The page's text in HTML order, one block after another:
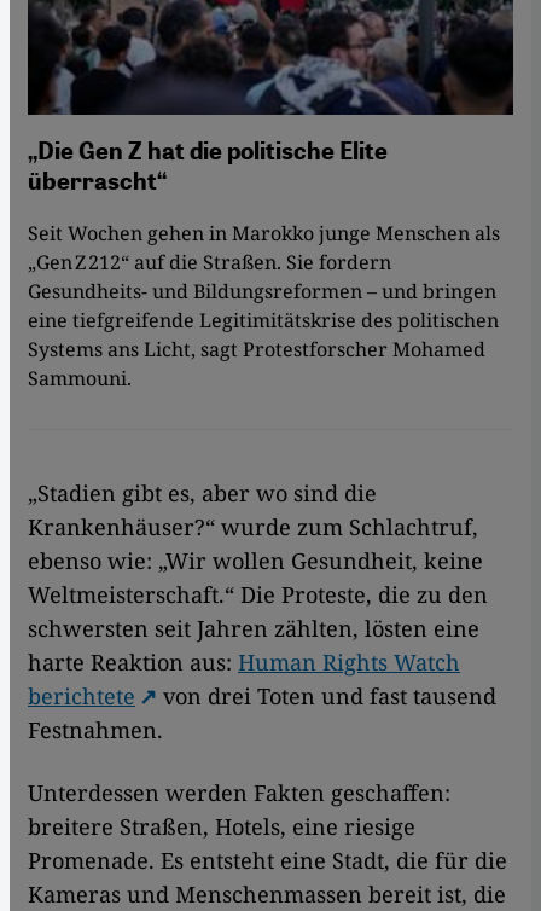
„Die Gen Z hat die politische Elite
überrascht“
Seit Wochen gehen in Marokko junge Menschen als
„Gen Z 212“ auf die Straßen. Sie fordern
Gesundheits- und Bildungsreformen – und bringen
eine tiefgreifende Legitimitätskrise des politischen
Systems ans Licht, sagt Protestforscher Mohamed
Sammouni.
„Stadien gibt es, aber wo sind die
Krankenhäuser?“ wurde zum Schlachtruf,
ebenso wie: „Wir wollen Gesundheit, keine
Weltmeisterschaft.“ Die Proteste, die zu den
schwersten seit Jahren zählten, lösten eine
harte Reaktion aus: Human Rights Watch
berichtete
von drei Toten und fast tausend
Festnahmen.
Unterdessen werden Fakten geschaffen:
breitere Straßen, Hotels, eine riesige
Promenade. Es entsteht eine Stadt, die für die
Kameras und Menschenmassen bereit ist, die